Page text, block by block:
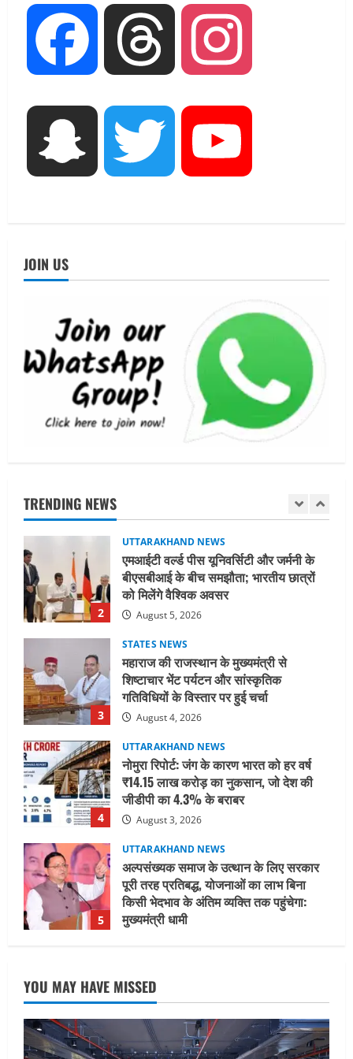
Facebook Threads
Snapchat Twitter
JOIN US
TRENDING NEWS
UTTARAKHAND NEWS
एमआईटी वर्ल्ड पीस यूनिवर्सिटी और जर्मनी के
बीएसबीआई के बीच समझौता; भारतीय छात्रों
August 5, 2026
STATES NEWS
महाराज की राजस्थान के मुख्यमंत्री से
शिष्टाचार भेंट पर्यटन और सांस्कृतिक
जीडीपी का 4.3% के बराबर
5
UTTARAKHAND NEWS
अल्पसंख्यक समाज के उत्थान के लिए सरकार
पूरी तरह प्रतिबद्ध, योजनाओं का लाभ बिना
किसी भेदभाव के अंतिम व्यक्ति तक पहुंचेगा:
मुख्यमंत्री धामी
August 2, 2026
1
UTTARAKHAND NEWS
2
UTTARAKHAND NEWS
एमआईटी वर्ल्ड पीस यूनिवर्सिटी और जर्मनी के
बीएसबीआई के बीच समझौता; भारतीय छात्रों
को मिलेंगे वैश्विक अवसर
August 5, 2026
3
STATES NEWS
महाराज की राजस्थान के मुख्यमंत्री से
शिष्टाचार भेंट पर्यटन और सांस्कृतिक
गतिविधियों के विस्तार पर हुई चर्चा
August 4, 2026
4
UTTARAKHAND NEWS
नोमुरा रिपोर्ट: जंग के कारण भारत को हर वर्ष
₹14.15 लाख करोड़ का नुकसान, जो देश की
जीडीपी का 4.3% के बराबर
August 3, 2026
5
UTTARAKHAND NEWS
अल्पसंख्यक समाज के उत्थान के लिए सरकार
पूरी तरह प्रतिबद्ध, योजनाओं का लाभ बिना
किसी भेदभाव के अंतिम व्यक्ति तक पहुंचेगा:
मुख्यमंत्री धामी
1
ब्यूटीफुल आइज़’ एवं ‘मिस ब्यूटीफुल हेयर’ का
आयोजन
August 5, 2026
UTTARAKHAND NEWS
YOU MAY HAVE MISSED